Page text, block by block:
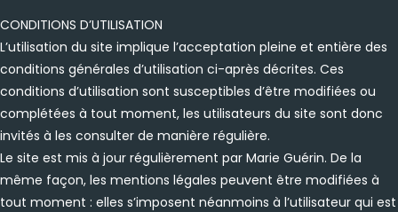
CONDITIONS D’UTILISATION
L’utilisation du site implique l’acceptation pleine et entière des
conditions générales d’utilisation ci-après décrites. Ces
conditions d’utilisation sont susceptibles d’être modifiées ou
complétées à tout moment, les utilisateurs du site sont donc
invités à les consulter de manière régulière.
Le site est mis à jour régulièrement par Marie Guérin. De la
même façon, les mentions légales peuvent être modifiées à
tout moment : elles s’imposent néanmoins à l’utilisateur qui est